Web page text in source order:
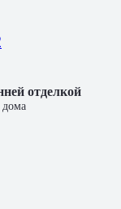
отделкой
дома